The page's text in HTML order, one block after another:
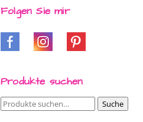
Folgen Sie mir
Produkte suchen
Suche
Suche